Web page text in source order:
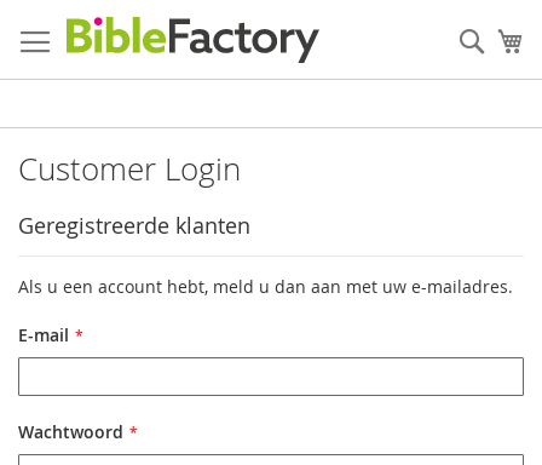
naar
de
inhoud
Zoek
Customer Login
Geregistreerde klanten
Als u een account hebt, meld u dan aan met uw e-mailadres.
E-mail
Wachtwoord